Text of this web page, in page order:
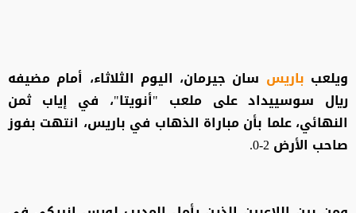
ويلعب باريس سان جيرمان، اليوم الثلاثاء، أمام مضيفه
ريال سوسييداد على ملعب "أنويتا"، في إياب ثمن
النهائي، علما بأن مباراة الذهاب في باريس، انتهت بفوز
صاحب الأرض 2-0.